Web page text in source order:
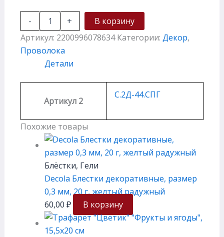
- +
В корзину
Артикул: 2200996078634 Категории: Декор,
Проволока
Детали
Артикул 2
С.2Д-44.СПГ
Похожие товары
Блёстки, Гели
Decola Блестки декоративные, размер
0,3 мм, 20 г, желтый радужный
60,00 ₽ В корзину